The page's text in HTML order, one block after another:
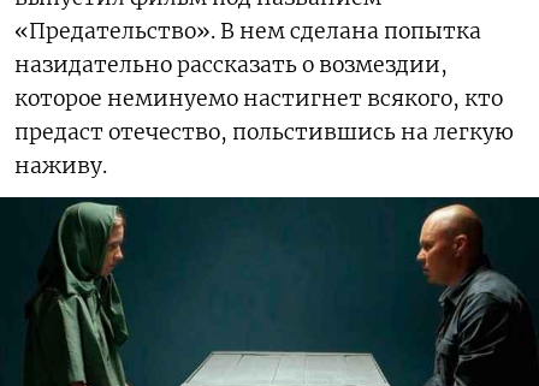
«Предательство». В нем сделана попытка
назидательно рассказать о возмездии,
которое неминуемо настигнет всякого, кто
предаст отечество, польстившись на легкую
наживу.